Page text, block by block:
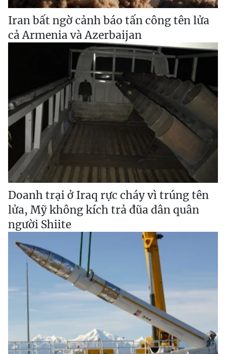
Iran bất ngờ cảnh báo tấn công tên lửa
cả Armenia và Azerbaijan
Doanh trại ở Iraq rực cháy vì trúng tên
lửa, Mỹ không kích trả đũa dân quân
người Shiite